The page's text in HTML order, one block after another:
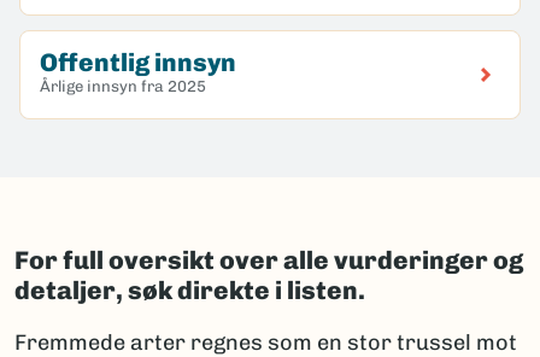
Offentlig innsyn
Årlige innsyn fra 2025
For full oversikt over alle vurderinger og
detaljer, søk direkte i listen.
Fremmede arter regnes som en stor trussel mot